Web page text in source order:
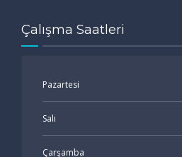
Çalışma Saatleri
Pazartesi
Salı
Çarşamba